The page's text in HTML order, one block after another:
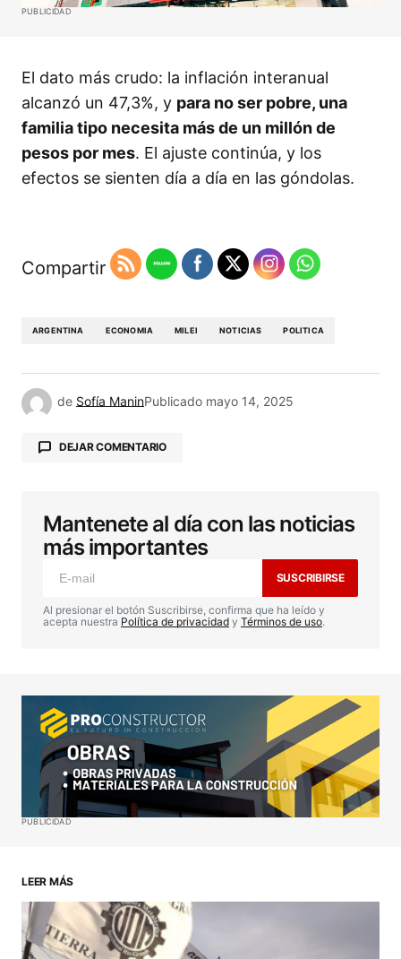
PUBLICIDAD
El dato más crudo: la inflación interanual
alcanzó un 47,3%, y para no ser pobre, una
familia tipo necesita más de un millón de
pesos por mes. El ajuste continúa, y los
efectos se sienten día a día en las góndolas.
Compartir
ARGENTINA ECONOMIA MILEI NOTICIAS POLITICA
de Sofía ManinPublicado mayo 14, 2025
DEJAR COMENTARIO
Tu dirección de correo electrónico no será
publicada. Los campos obligatorios están
marcados con *
Comentario*
Your Name*
Your E-mail*
ENVIAR COMENTARIO
Mantenete al día con las noticias
más importantes
SUSCRIBIRSE
Al presionar el botón Suscribirse, confirma que ha leído y
acepta nuestra Política de privacidad y Términos de uso.
PUBLICIDAD
LEER MÁS